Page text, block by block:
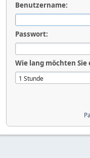
Benutzername:
Passwort:
Wie lang möchten